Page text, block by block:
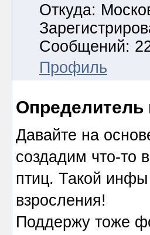
Откуда:
Сообщений:
Профиль
Давайте на
создадим что-то
птиц. Такой
взросления!
Поддержу тоже